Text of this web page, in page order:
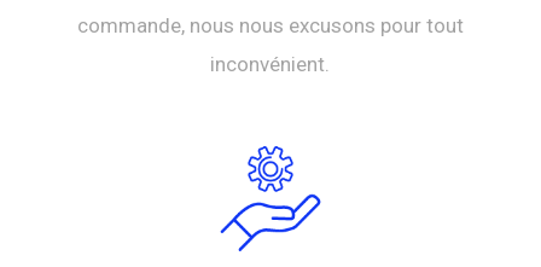
commande, nous nous excusons pour tout
inconvénient.